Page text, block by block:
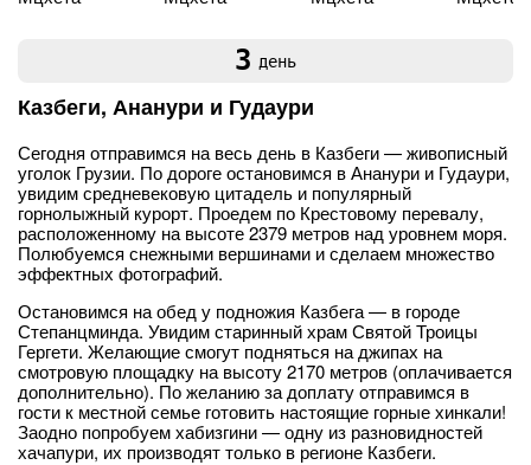
3 день
Казбеги, Ананури и Гудаури
Сегодня отправимся на весь день в Казбеги — живописный
уголок Грузии. По дороге остановимся в Ананури и Гудаури,
увидим средневековую цитадель и популярный
горнолыжный курорт. Проедем по Крестовому перевалу,
расположенному на высоте 2379 метров над уровнем моря.
Полюбуемся снежными вершинами и сделаем множество
эффектных фотографий.
Остановимся на обед у подножия Казбега — в городе
Степанцминда. Увидим старинный храм Святой Троицы
Гергети. Желающие смогут подняться на джипах на
смотровую площадку на высоту 2170 метров (оплачивается
дополнительно). По желанию за доплату отправимся в
гости к местной семье готовить настоящие горные хинкали!
Заодно попробуем хабизгини — одну из разновидностей
хачапури, их производят только в регионе Казбеги.